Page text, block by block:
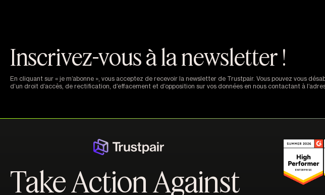
Inscrivez-vous à la newsletter !
En cliquant sur « je m’abonne », vous acceptez de recevoir la newsletter de Trustpair. Vous pouvez vous
d’un droit d’accès, de rectification, d’effacement et d’opposition sur vos données en nous contactant à
Take Action Against